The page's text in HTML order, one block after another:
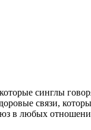
синглы
связи,
в любых